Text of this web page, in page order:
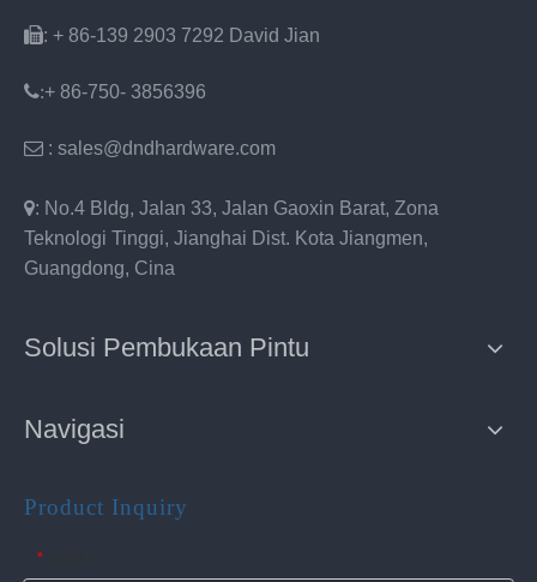
: + 86-139 2903 7292 David Jian
:+ 86-750- 3856396
 : sales@dndhardware.com
: No.4 Bldg, Jalan 33, Jalan Gaoxin Barat, Zona
Teknologi Tinggi, Jianghai Dist. Kota Jiangmen,
Guangdong, Cina
Solusi Pembukaan Pintu
Navigasi
Product Inquiry
*